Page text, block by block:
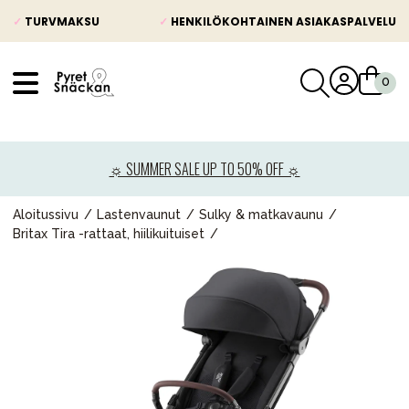
✓ TURVMAKSU ✓ HENKILÖKOHTAINEN ASIAKASPALVELU
☼ SUMMER SALE UP TO 50% OFF ☼
Aloitussivu Lastenvaunut
Sulky & matkavaunu
Britax Tira -rattaat, hiilikuituiset
Lastenvaunut
Lasten turvaistuimet
Lapsi & vauva
Lelut ja pelit
Äiti & Isä
Huonekalut & vuodevaatteet